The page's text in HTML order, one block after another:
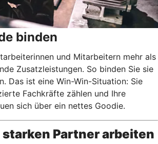
binden
und Mitarbeitern mehr als
Zusatzleistungen. So binden Sie sie
Das ist eine Win-Win-Situation: Sie
Fachkräfte zählen und Ihre
sich über ein nettes Goodie.
Partner arbeiten